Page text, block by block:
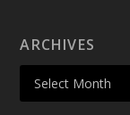
ARCHIVES